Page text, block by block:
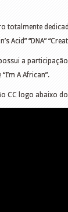
totalmente
Acid” “DNA”
a
A African”.
CC logo abaixo